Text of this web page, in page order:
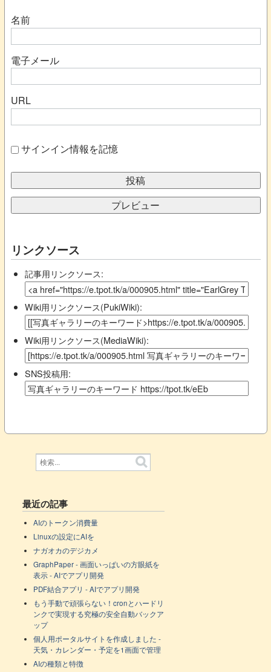
名前
電子メール
URL
サインイン情報を記憶
リンクソース
記事用リンクソース:
Wiki用リンクソース(PukiWiki):
Wiki用リンクソース(MediaWiki):
SNS投稿用:
最近の記事
AIのトークン消費量
Linuxの設定にAIを
ナガオカのデジカメ
GraphPaper - 画面いっぱいの方眼紙を
表示 - AIでアプリ開発
PDF結合アプリ - AIでアプリ開発
もう手動で頑張らない！cronとハードリ
ンクで実現する究極の安全自動バックア
ップ
個人用ポータルサイトを作成しました -
天気・カレンダー・予定を1画面で管理
AIの種類と特徴